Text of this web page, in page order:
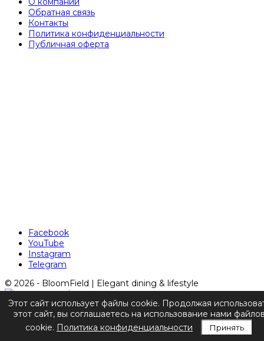
Обратная связь
Контакты
Политика конфиденциальности
Публичная оферта
Этот сайт использует файлы cookie. Продолжая
этот сайт, вы соглашаетесь на использование нами
cookie. Политика конфиденциальности Принять
Facebook
YouTube
Instagram
Telegram
© 2026 - BloomField | Elegant dining & lifestyle